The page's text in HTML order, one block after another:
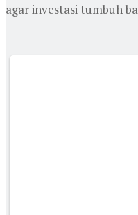
agar investasi tumbuh